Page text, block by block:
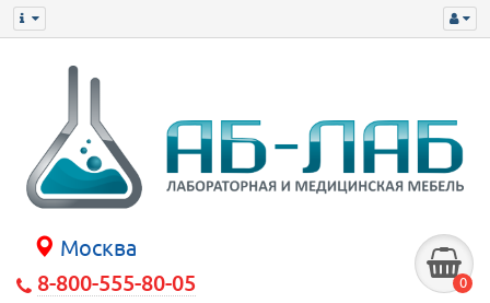
Москва
8-800-555-80-05 0